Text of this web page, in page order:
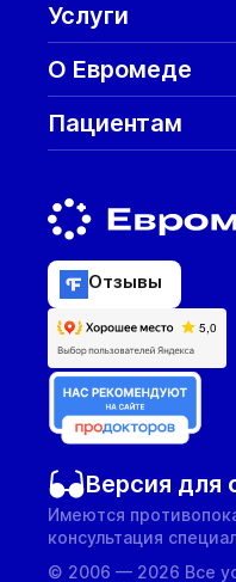
Услуги
О Евромеде
Пациентам
Отзывы
Версия для
Имеются
консультация
© 2006 — 2026 Все